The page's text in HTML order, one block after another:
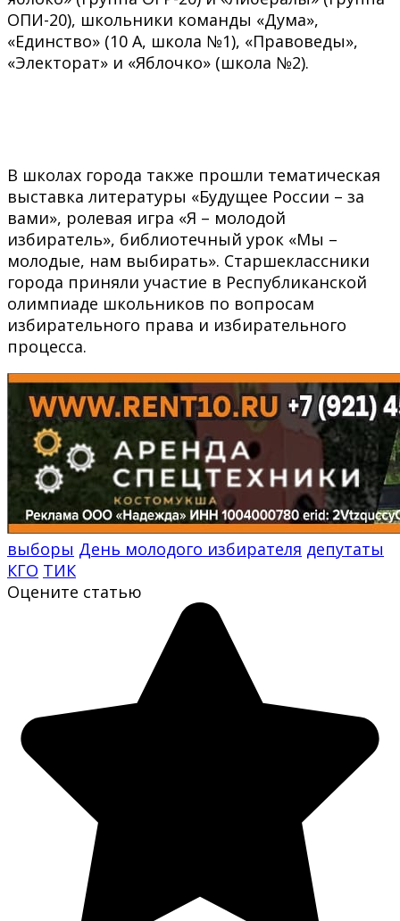
ОПИ-20), школьники команды «Дума»,
«Единство» (10 А, школа №1), «Правоведы»,
«Электорат» и «Яблочко» (школа №2).
В школах города также прошли тематическая
выставка литературы «Будущее России – за
вами», ролевая игра «Я – молодой
избиратель», библиотечный урок «Мы –
молодые, нам выбирать». Старшеклассники
города приняли участие в Республиканской
олимпиаде школьников по вопросам
избирательного права и избирательного
процесса.
выборы День молодого избирателя депутаты
КГО ТИК
Оцените статью